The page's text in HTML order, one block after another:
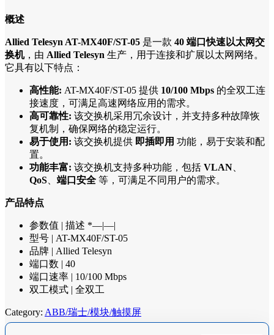
概述
Allied Telesyn AT-MX40F/ST-05 是一款 40 端口快速以太网交
换机，由 Allied Telesyn 生产，用于连接和扩展以太网网络。
它具有以下特点：
高性能: AT-MX40F/ST-05 提供 10/100 Mbps 的全双工连
接速度，可满足高速网络应用的需求。
高可靠性: 该交换机采用冗余设计，并支持多种故障恢
复机制，确保网络的稳定运行。
易于使用: 该交换机提供 即插即用 功能，易于安装和配
置。
功能丰富: 该交换机支持多种功能，包括 VLAN
QoS
端口安全 等，可满足不同用户的需求。
产品特点
参数值 | 描述 *—|—|
型号 | AT-MX40F/ST-05
品牌 | Allied Telesyn
端口数 | 40
端口速率 | 10/100 Mbps
双工模式 | 全双工
Category: ABB/瑞士/模块/触摸屏